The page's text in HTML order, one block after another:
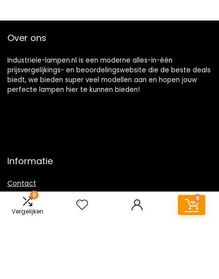
0
Vergelijken
0
Over ons
Industriele-lampen.nl is een moderne alles-in-één
prijsvergelijkings- en beoordelingswebsite die de beste deals
biedt, we bieden super veel modellen aan en hopen jouw
perfecte lampen hier te kunnen bieden!
Informatie
Contact
Klantenservice
Over ons